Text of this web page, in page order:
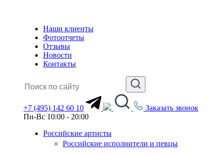
Наши клиенты
Фотоотчеты
Отзывы
Новости
Контакты
+7 (495) 142 60 10
Заказать звонок
Пн-Вс 10:00 - 20:00
Российские артисты
Российские исполнители и певцы